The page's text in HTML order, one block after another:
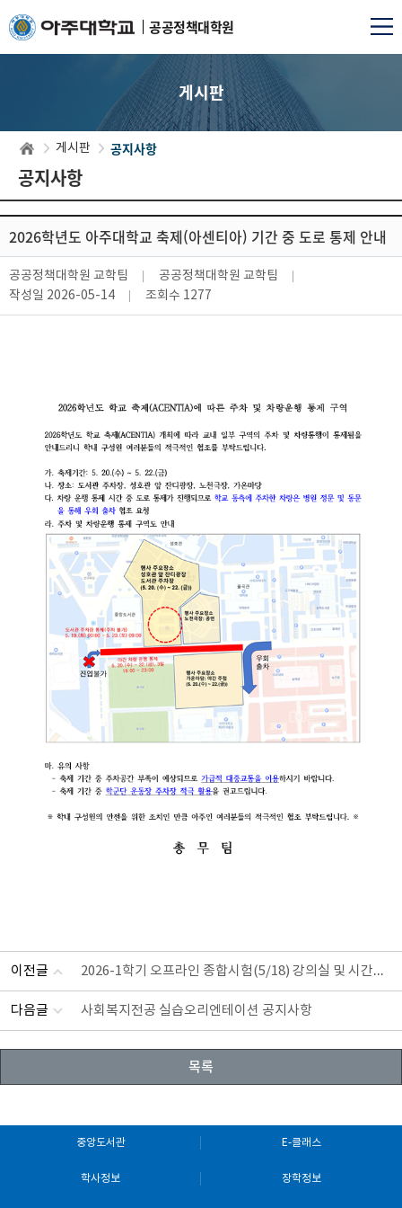
공공정책대학원
게시판
게시판 공지사항
공지사항
2026학년도 아주대학교 축제(아센티아) 기간 중 도로 통제 안내
공공정책대학원 교학팀
공공정책대학원 교학팀
작성일 2026-05-14 조회수 1277
이전글 2026-1학기 오프라인 종합시험(5/18) 강의실 및 시간안내_수정
다음글 사회복지전공 실습오리엔테이션 공지사항
목록
중앙도서관 E-클래스
학사정보 장학정보